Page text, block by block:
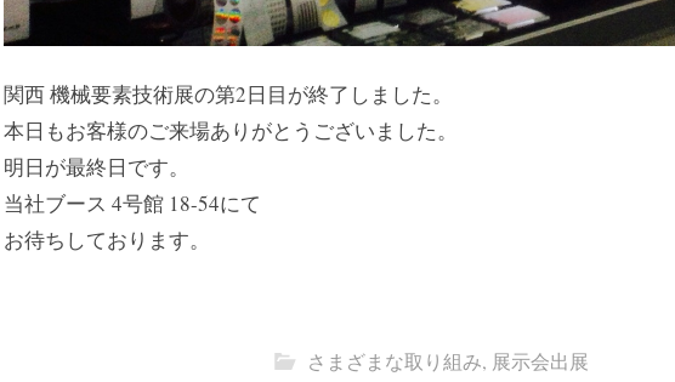
関西 機械要素技術展の第2日目が終了しました。
本日もお客様のご来場ありがとうございました。
明日が最終日です。
当社ブース 4号館 18-54にて
お待ちしております。
さまざまな取り組み, 展示会出展